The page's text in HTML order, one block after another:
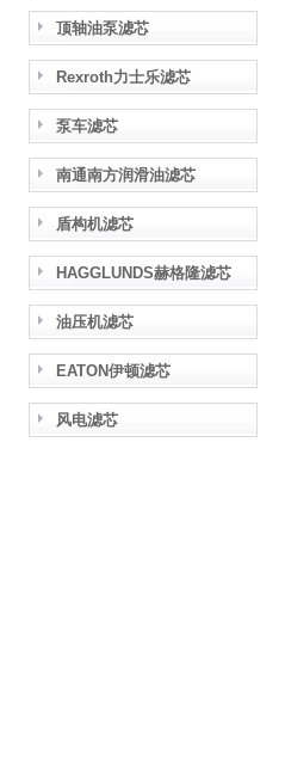
顶轴油泵滤芯
Rexroth力士乐滤芯
泵车滤芯
南通南方润滑油滤芯
盾构机滤芯
HAGGLUNDS赫格隆滤芯
油压机滤芯
EATON伊顿滤芯
风电滤芯